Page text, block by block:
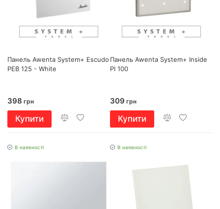
Панель Awenta System+ Escudo
PEB 125 - White
398 грн
Купити
Панель Awenta System+ Inside
PI 100
309 грн
Купити
В наявності В наявності